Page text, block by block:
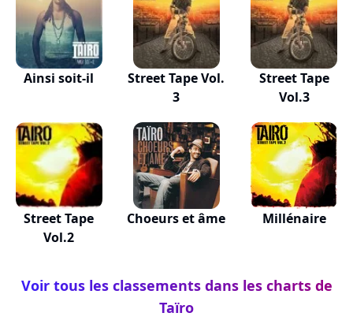
Ainsi soit-il
Street Tape Vol.
3
Street Tape
Vol.3
Street Tape
Vol.2
Choeurs et âme Millénaire
Voir tous les classements dans les charts de
Taïro